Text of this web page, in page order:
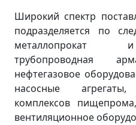
Широкий спектр
подразделяется по
металлопрокат
трубопроводная
нефтегазовое
насосные
комплексов
вентиляционное